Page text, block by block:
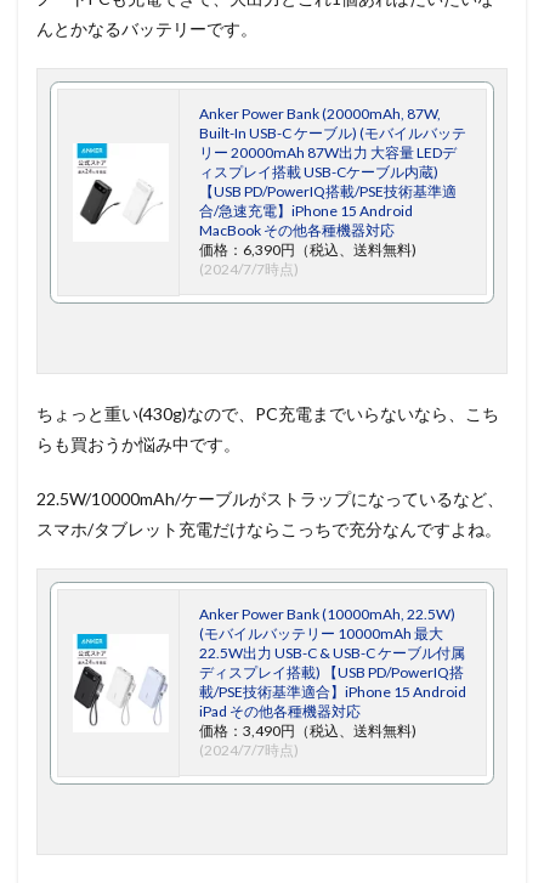
んとかなるバッテリーです。
Anker Power Bank (20000mAh, 87W,
Built-In USB-C ケーブル) (モバイルバッテ
リー 20000mAh 87W出力 大容量 LEDデ
ィスプレイ搭載 USB-Cケーブル内蔵)
【USB PD/PowerIQ搭載/PSE技術基準適
合/急速充電】iPhone 15 Android
MacBook その他各種機器対応
価格：6,390円（税込、送料無料)
(2024/7/7時点)
ちょっと重い(430g)なので、PC充電までいらないなら、こち
らも買おうか悩み中です。
22.5W/10000mAh/ケーブルがストラップになっているなど、
スマホ/タブレット充電だけならこっちで充分なんですよね。
Anker Power Bank (10000mAh, 22.5W)
(モバイルバッテリー 10000mAh 最大
22.5W出力 USB-C & USB-C ケーブル付属
ディスプレイ搭載) 【USB PD/PowerIQ搭
載/PSE技術基準適合】iPhone 15 Android
iPad その他各種機器対応
価格：3,490円（税込、送料無料)
(2024/7/7時点)